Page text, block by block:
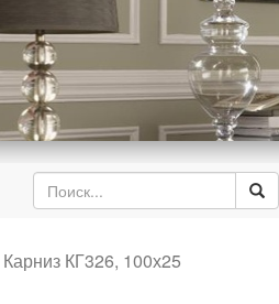
Карниз КГ326, 100х25